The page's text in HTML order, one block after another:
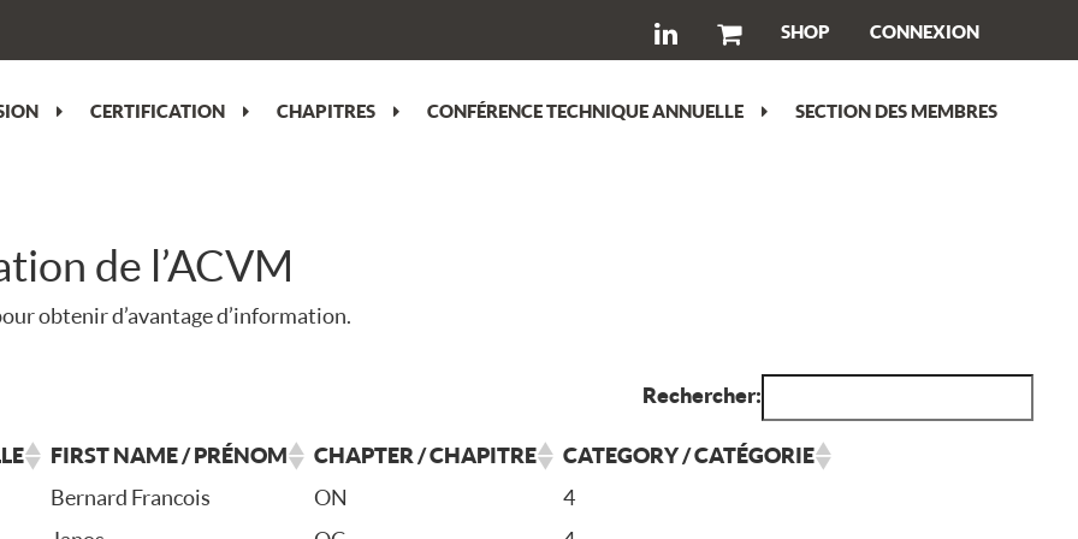
SHOP CONNEXION
CERTIFICATION
CHAPITRES
CONFÉRENCE TECHNIQUE ANNUELLE
SECTION DES MEMBRES
de l’ACVM
obtenir d’avantage d’information.
Rechercher:
FIRST NAME / PRÉNOM CHAPTER / CHAPITRE
CATEGORY / CATÉGORIE
Bernard Francois ON
4